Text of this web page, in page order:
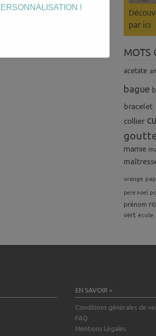
par ici
MOTS
acetate
bague
bracelet
collier
mamie
orange
pere noel
prénom
vert école
EN SAVOIR +
Conditions générales de
FAQ
Mentions Légales
!